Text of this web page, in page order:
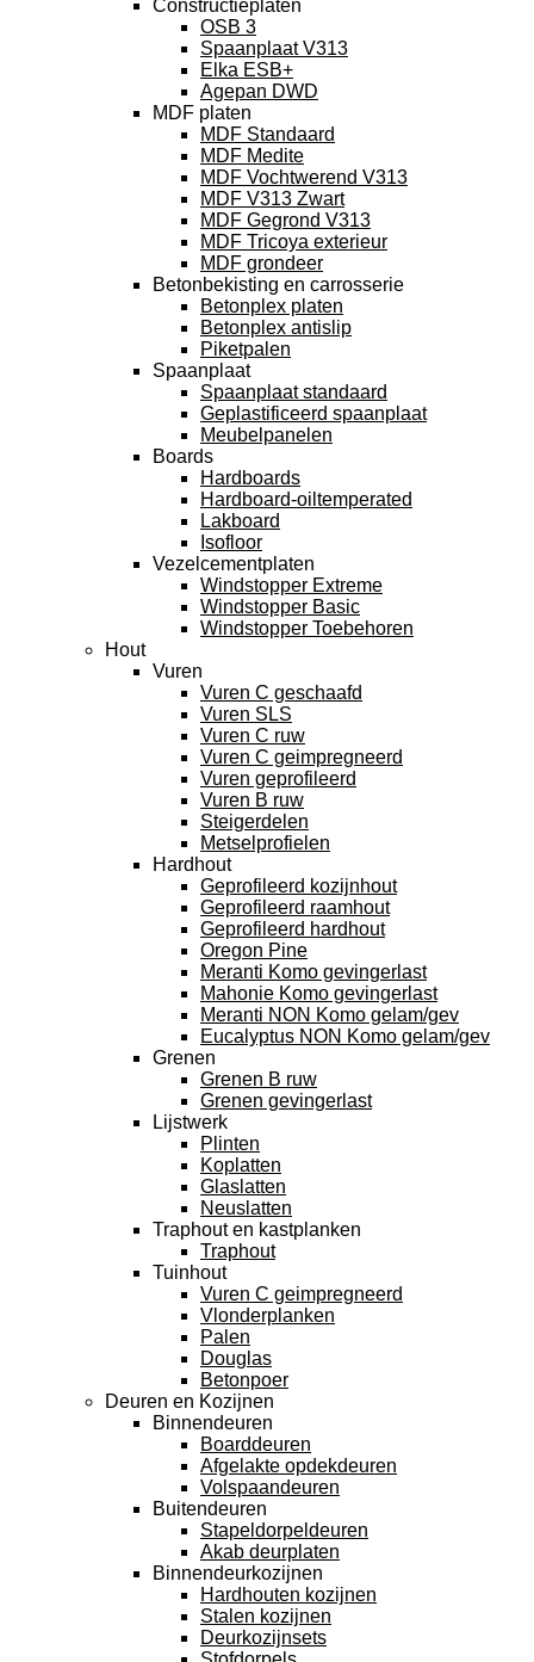
Constructieplaten
OSB 3
Spaanplaat V313
Elka ESB+
Agepan DWD
MDF platen
MDF Standaard
MDF Medite
MDF Vochtwerend V313
MDF V313 Zwart
MDF Gegrond V313
MDF Tricoya exterieur
MDF grondeer
Betonbekisting en carrosserie
Betonplex platen
Betonplex antislip
Piketpalen
Spaanplaat
Spaanplaat standaard
Geplastificeerd spaanplaat
Meubelpanelen
Boards
Hardboards
Hardboard-oiltemperated
Lakboard
Isofloor
Vezelcementplaten
Windstopper Extreme
Windstopper Basic
Windstopper Toebehoren
Hout
Vuren
Vuren C geschaafd
Vuren SLS
Vuren C ruw
Vuren C geimpregneerd
Vuren geprofileerd
Vuren B ruw
Steigerdelen
Metselprofielen
Hardhout
Geprofileerd kozijnhout
Geprofileerd raamhout
Geprofileerd hardhout
Oregon Pine
Meranti Komo gevingerlast
Mahonie Komo gevingerlast
Meranti NON Komo gelam/gev
Eucalyptus NON Komo gelam/gev
Grenen
Grenen B ruw
Grenen gevingerlast
Lijstwerk
Plinten
Koplatten
Glaslatten
Neuslatten
Traphout en kastplanken
Traphout
Tuinhout
Vuren C geimpregneerd
Vlonderplanken
Palen
Douglas
Betonpoer
Deuren en Kozijnen
Binnendeuren
Boarddeuren
Afgelakte opdekdeuren
Volspaandeuren
Buitendeuren
Stapeldorpeldeuren
Akab deurplaten
Binnendeurkozijnen
Hardhouten kozijnen
Stalen kozijnen
Deurkozijnsets